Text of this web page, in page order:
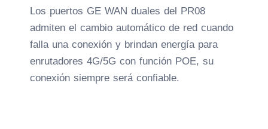
Los puertos GE WAN duales del PR08
admiten el cambio automático de red cuando
falla una conexión y brindan energía para
enrutadores 4G/5G con función POE, su
conexión siempre será confiable.